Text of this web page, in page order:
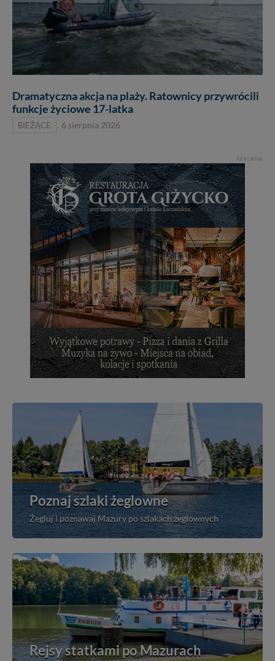
Dramatyczna akcja na plaży. Ratownicy przywrócili
funkcje życiowe 17-latka
BIEŻĄCE 6 sierpnia 2026
REKLAMA
Poznaj szlaki żeglowne
Żegluj i poznawaj Mazury po szlakach żeglownych
Rejsy statkami po Mazurach